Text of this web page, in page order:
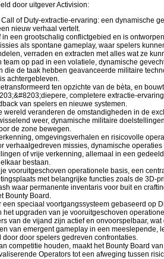
door uitgever Activision:
Call of Duty-extractie-ervaring: een dynamische
nieuw verhaal vertelt.
in een grootschalig conflictgebied en is
als spontane gameplay, waar spelers
verraden en extracten met alles wat ze
team op pad in een volatiele, dynamische
die de taak hebben geavanceerde militaire
achtergebleven.
ten opzichte van de bèta, en
completere extractie-
van spelers en nieuwe systemen.
wereld veranderen de omstandigheden in de
weer, dynamische militaire
de zone bewegen.
omgevingsverhalen en risicovolle
verhaalgedreven missies, dynamische operaties
of vrije verkenning, allemaal in een
bestaan.
vooruitgeschoven operationele basis, een
met belangrijke functies zoals de 3D-
waar permanente inventaris voor buit en
Bounty Board.
een speciaal voortgangssysteem gebaseerd op
het upgraden van je vooruitgeschoven
van de vijand zijn actief en onvoorspelbaar,
van emergent gameplay in een meeslepende,
door door spelers gedreven confrontaties.
competitie houden, maakt het Bounty Board
Operators tot een afweging tussen